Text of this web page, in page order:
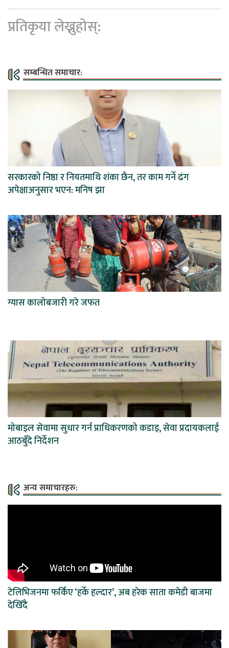
प्रतिकृया लेख्नुहोस्:
सम्बन्धित समाचार:
सरकारको निष्ठा र नियतमाथि शंका छैन, तर काम गर्ने ढंग
अपेक्षाअनुसार भएन: मनिष झा
ग्यास कालोबजारी गरे जफत
मोबाइल सेवामा सुधार गर्न प्राधिकरणको कडाइ, सेवा प्रदायकलाई
आठबुँदे निर्देशन
अन्य समाचारहरु:
टेलिभिजनमा फर्किए ‘हर्के हल्दार’, अब हरेक साता कमेडी बाजमा
देखिँदै